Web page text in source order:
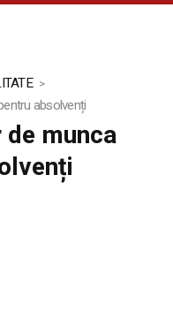
absolvenți
munca